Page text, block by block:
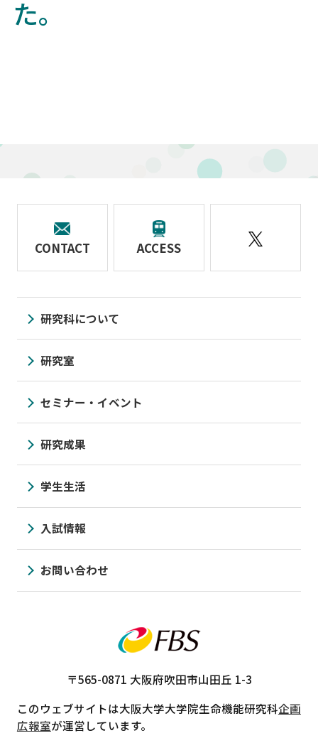
た。
CONTACT ACCESS
〒565-0871 大阪府吹田市山田丘 1-3
このウェブサイトは大阪大学大学院生命機能研究科企画
広報室が運営しています。
研究科について
研究室
セミナー・イベント
研究成果
学生生活
入試情報
お問い合わせ